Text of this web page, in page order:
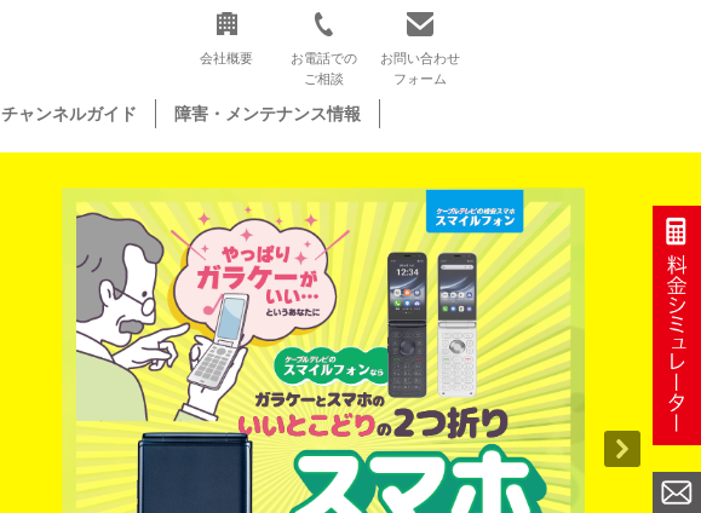
会社概要
お電話での
ご相談
お問い合わせ
フォーム
チャンネルガイド 障害・メンテナンス情報